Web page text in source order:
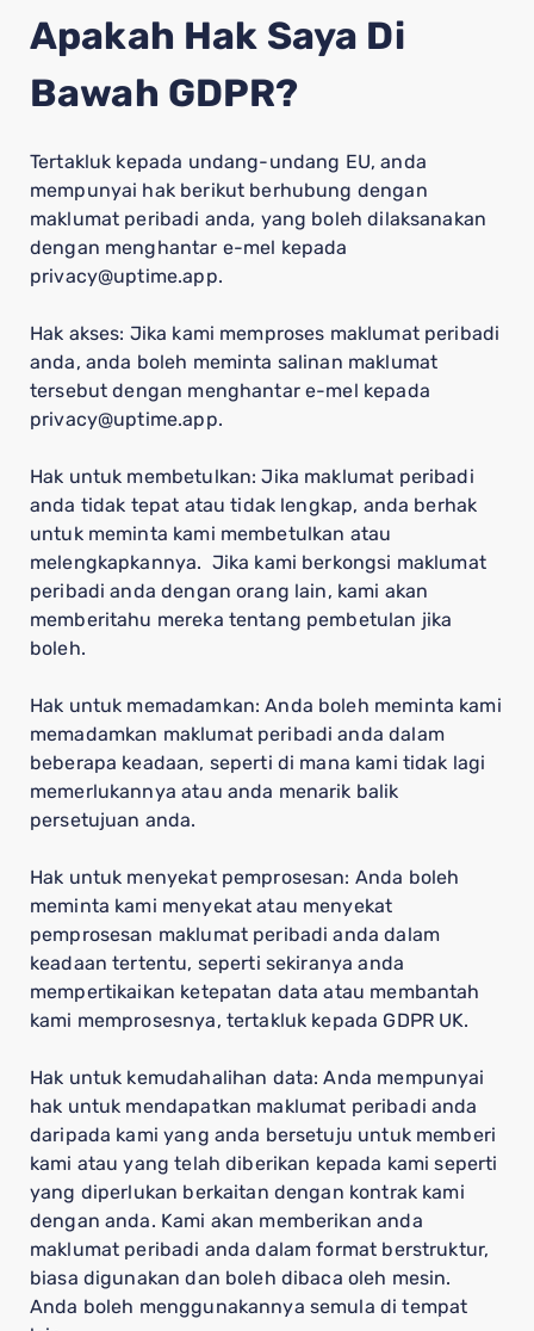
Apakah Hak Saya Di
Bawah GDPR?
Tertakluk kepada undang-undang EU, anda
mempunyai hak berikut berhubung dengan
maklumat peribadi anda, yang boleh dilaksanakan
dengan menghantar e-mel kepada
privacy@uptime.app.
Hak akses: Jika kami memproses maklumat peribadi
anda, anda boleh meminta salinan maklumat
tersebut dengan menghantar e-mel kepada
privacy@uptime.app.
Hak untuk membetulkan: Jika maklumat peribadi
anda tidak tepat atau tidak lengkap, anda berhak
untuk meminta kami membetulkan atau
melengkapkannya. Jika kami berkongsi maklumat
peribadi anda dengan orang lain, kami akan
memberitahu mereka tentang pembetulan jika
boleh.
Hak untuk memadamkan: Anda boleh meminta kami
memadamkan maklumat peribadi anda dalam
beberapa keadaan, seperti di mana kami tidak lagi
memerlukannya atau anda menarik balik
persetujuan anda.
Hak untuk menyekat pemprosesan: Anda boleh
meminta kami menyekat atau menyekat
pemprosesan maklumat peribadi anda dalam
keadaan tertentu, seperti sekiranya anda
mempertikaikan ketepatan data atau membantah
kami memprosesnya, tertakluk kepada GDPR UK.
Hak untuk kemudahalihan data: Anda mempunyai
hak untuk mendapatkan maklumat peribadi anda
daripada kami yang anda bersetuju untuk memberi
kami atau yang telah diberikan kepada kami seperti
yang diperlukan berkaitan dengan kontrak kami
dengan anda. Kami akan memberikan anda
maklumat peribadi anda dalam format berstruktur,
biasa digunakan dan boleh dibaca oleh mesin.
Anda boleh menggunakannya semula di tempat